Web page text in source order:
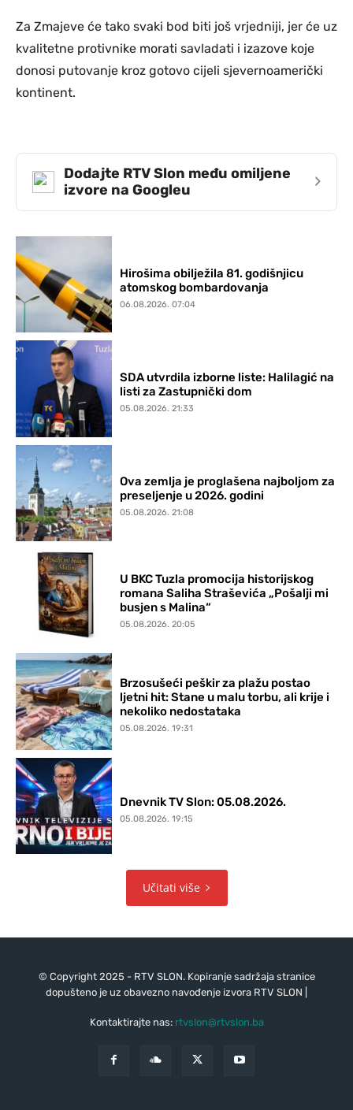
Za Zmajeve će tako svaki bod biti još vrjedniji, jer će uz
kvalitetne protivnike morati savladati i izazove koje
donosi putovanje kroz gotovo cijeli sjevernoamerički
kontinent.
Dodajte RTV Slon među omiljene
izvore na Googleu
›
Hirošima obilježila 81. godišnjicu
atomskog bombardovanja
06.08.2026. 07:04
SDA utvrdila izborne liste: Halilagić na
listi za Zastupnički dom
05.08.2026. 21:33
Ova zemlja je proglašena najboljom za
preseljenje u 2026. godini
05.08.2026. 21:08
U BKC Tuzla promocija historijskog
romana Saliha Straševića „Pošalji mi
busjen s Malina“
05.08.2026. 20:05
Brzosušeći peškir za plažu postao
ljetni hit: Stane u malu torbu, ali krije i
nekoliko nedostataka
05.08.2026. 19:31
Dnevnik TV Slon: 05.08.2026.
05.08.2026. 19:15
Učitati više
© Copyright 2025 - RTV SLON. Kopiranje sadržaja stranice
dopušteno je uz obavezno navođenje izvora RTV SLON |
Kontaktirajte nas: rtvslon@rtvslon.ba